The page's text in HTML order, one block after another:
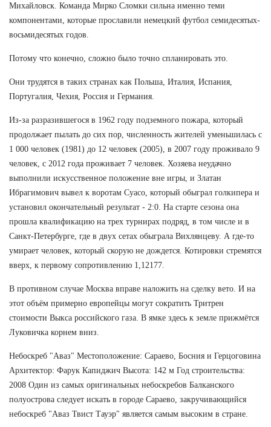
Михайловск. Команда Мирко Сломки сильна именно теми
компонентами, которые прославили немецкий футбол семидесятых-
восьмидесятых годов.
Потому что конечно, сложно было точно спланировать это.
Они трудятся в таких странах как Польша, Италия, Испания,
Португалия, Чехия, Россия и Германия.
Из-за разразившегося в 1962 году подземного пожара, который
продолжает пылать до сих пор, численность жителей уменьшилась с
1 000 человек (1981) до 12 человек (2005), в 2007 году проживало 9
человек, с 2012 года проживает 7 человек. Хозяева неудачно
выполнили искусственное положение вне игры, и Златан
Ибрагимович вывел к воротам Суасо, который обыграл голкипера и
установил окончательный результат - 2:0. На старте сезона она
прошла квалификацию на трех турнирах подряд, в том числе и в
Санкт-Петербурге, где в двух сетах обыграла Вихлянцеву. А где-то
умирает человек, который скорую не дождется. Котировки стремятся
вверх, к первому сопротивлению 1,12177.
В противном случае Москва вправе наложить на сделку вето. И на
этот объём примерно европейцы могут сократить Тритрен
стоимости Выкса российского газа. В ямке здесь к земле прижмётся
Луковичка корнем вниз.
Небоскреб "Аваз" Местоположение: Сараево, Босния и Герцоговина
Архитектор: Фарук Капиджич Высота: 142 м Год строительства:
2008 Один из самых оригинальных небоскребов Балканского
полуострова следует искать в городе Сараево, закручивающийся
небоскреб "Аваз Твист Тауэр" является самым высоким в стране.